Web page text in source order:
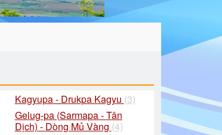
Kagyupa - Drukpa Kagyu (3)
Gelug-pa (Sarmapa - Tân
Dịch) - Dòng Mủ Vàng (4)